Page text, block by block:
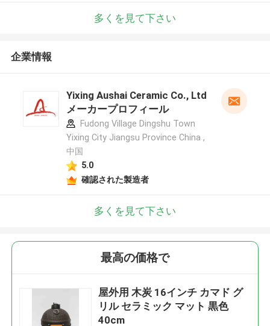
多くを見て下さい
企業情報
Yixing Aushai Ceramic Co., Ltd
メーカープロフィール
Fudong Village Dingshu Town
Yixing City Jiangsu Province China ,
中国
5.0
確認された製造者
多くを見て下さい
最高の価格で
屋外用 木炭 16インチ カマド グ
リル セラミック マット 黒色
40cm